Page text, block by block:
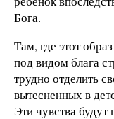
Бога.
Там, где этот
под видом блага
трудно отделить
вытесненных в
Эти чувства